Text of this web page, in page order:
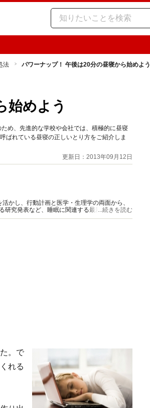
法 パワーナップ！ 午後は20分の昼寝から始めよう
始めよう
め、先進的な学校や会社では、積極的に昼寝
ばれている昼寝の正しいとり方をご紹介しま
更新日：2013年09月12日
かし、行動計画と医学・生理学の両面から、
研究発表など、睡眠に関連する最新情報も豊富
...続きを読む
。で
れる